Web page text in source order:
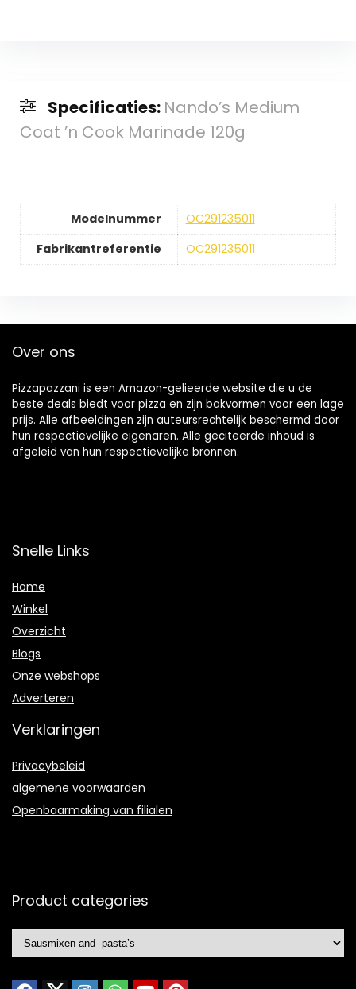
Specificaties: Nando’s Medium
Coat ’n Cook Marinade 120g
Modelnummer
OC291235011
Fabrikantreferentie
OC291235011
Over ons
Pizzapazzani is een Amazon-gelieerde website die u de
beste deals biedt voor pizza en zijn bakvormen voor een lage
prijs. Alle afbeeldingen zijn auteursrechtelijk beschermd door
hun respectievelijke eigenaren. Alle geciteerde inhoud is
afgeleid van hun respectievelijke bronnen.
Snelle Links
Home
Winkel
Overzicht
Blogs
Onze webshops
Adverteren
Verklaringen
Privacybeleid
algemene voorwaarden
Openbaarmaking van filialen
Product categories